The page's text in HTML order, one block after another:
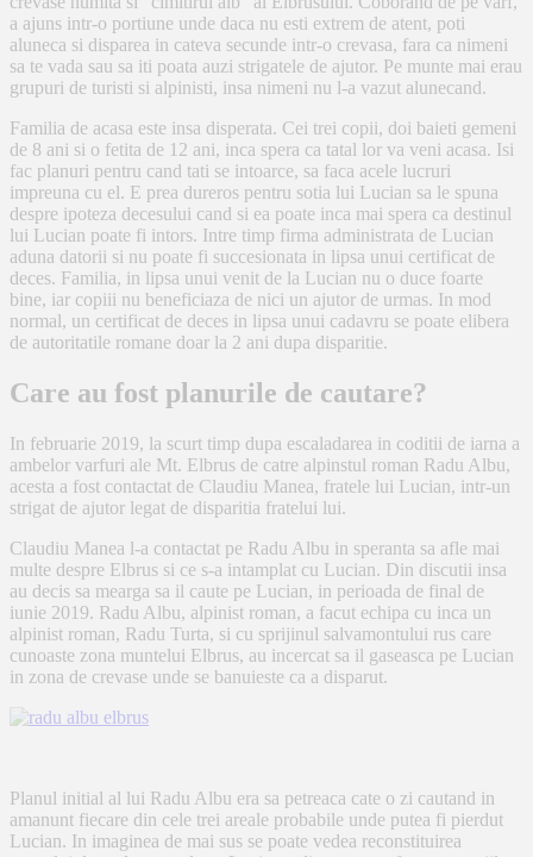
a ajuns intr-o portiune unde daca nu esti extrem de atent, poti
aluneca si disparea in cateva secunde intr-o crevasa, fara ca nimeni
sa te vada sau sa iti poata auzi strigatele de ajutor. Pe munte mai erau
grupuri de turisti si alpinisti, insa nimeni nu l-a vazut alunecand.
Familia de acasa este insa disperata. Cei trei copii, doi baieti gemeni
de 8 ani si o fetita de 12 ani, inca spera ca tatal lor va veni acasa. Isi
fac planuri pentru cand tati se intoarce, sa faca acele lucruri
impreuna cu el. E prea dureros pentru sotia lui Lucian sa le spuna
despre ipoteza decesului cand si ea poate inca mai spera ca destinul
lui Lucian poate fi intors. Intre timp firma administrata de Lucian
aduna datorii si nu poate fi succesionata in lipsa unui certificat de
deces. Familia, in lipsa unui venit de la Lucian nu o duce foarte
bine, iar copiii nu beneficiaza de nici un ajutor de urmas. In mod
normal, un certificat de deces in lipsa unui cadavru se poate elibera
de autoritatile romane doar la 2 ani dupa disparitie.
Care au fost planurile de cautare?
In februarie 2019, la scurt timp dupa escaladarea in coditii de iarna a
ambelor varfuri ale Mt. Elbrus de catre alpinstul roman Radu Albu,
acesta a fost contactat de Claudiu Manea, fratele lui Lucian, intr-un
strigat de ajutor legat de disparitia fratelui lui.
Claudiu Manea l-a contactat pe Radu Albu in speranta sa afle mai
multe despre Elbrus si ce s-a intamplat cu Lucian. Din discutii insa
au decis sa mearga sa il caute pe Lucian, in perioada de final de
iunie 2019. Radu Albu, alpinist roman, a facut echipa cu inca un
alpinist roman, Radu Turta, si cu sprijinul salvamontului rus care
cunoaste zona muntelui Elbrus, au incercat sa il gaseasca pe Lucian
in zona de crevase unde se banuieste ca a disparut.
Planul initial al lui Radu Albu era sa petreaca cate o zi cautand in
amanunt fiecare din cele trei areale probabile unde putea fi pierdut
Lucian. In imaginea de mai sus se poate vedea reconstituirea